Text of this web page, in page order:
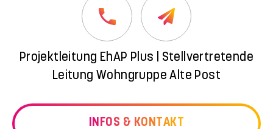
Projektleitung EhAP Plus | Stellvertretende
Leitung Wohngruppe Alte Post
INFOS & KONTAKT